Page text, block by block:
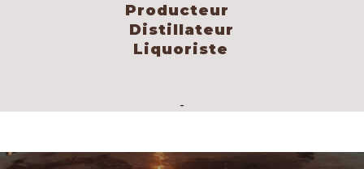
Producteur
Distillateur
Liquoriste
-